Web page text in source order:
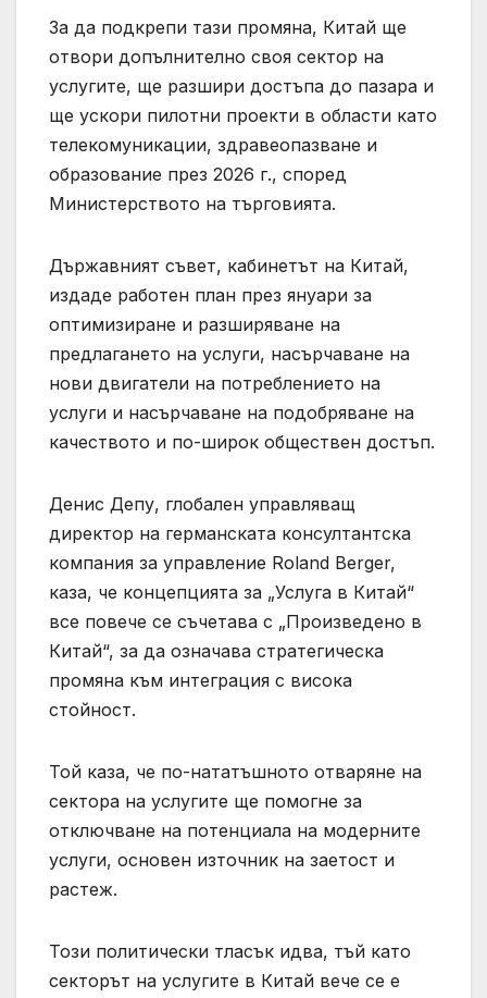
За да подкрепи тази промяна, Китай ще
отвори допълнително своя сектор на
услугите, ще разшири достъпа до пазара и
ще ускори пилотни проекти в области като
телекомуникации, здравеопазване и
образование през 2026 г., според
Министерството на търговията.
Държавният съвет, кабинетът на Китай,
издаде работен план през януари за
оптимизиране и разширяване на
предлагането на услуги, насърчаване на
нови двигатели на потреблението на
услуги и насърчаване на подобряване на
качеството и по-широк обществен достъп.
Денис Депу, глобален управляващ
директор на германската консултантска
компания за управление Roland Berger,
каза, че концепцията за „Услуга в Китай“
все повече се съчетава с „Произведено в
Китай“, за да означава стратегическа
промяна към интеграция с висока
стойност.
Той каза, че по-нататъшното отваряне на
сектора на услугите ще помогне за
отключване на потенциала на модерните
услуги, основен източник на заетост и
растеж.
Този политически тласък идва, тъй като
секторът на услугите в Китай вече се е